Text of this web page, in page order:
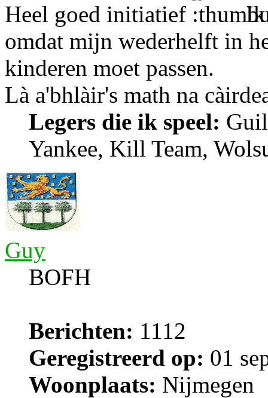
Heel goed initiatief
Ik
omdat mijn wederhelft in
kinderen moet passen.
Là a'bhlàir's math na
Legers die ik speel:
Yankee, Kill Team,
Guy
BOFH
Berichten: 1112
Geregistreerd op: 01
Woonplaats: Nijmegen